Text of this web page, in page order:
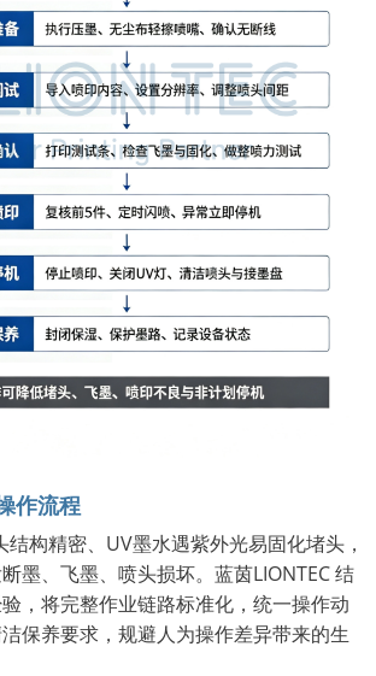
作流程
构精密、UV墨水遇紫外光易固化堵头，
墨、飞墨、喷头损坏。蓝茵LIONTEC 结
，将完整作业链路标准化，统一操作动
保养要求，规避人为操作差异带来的生